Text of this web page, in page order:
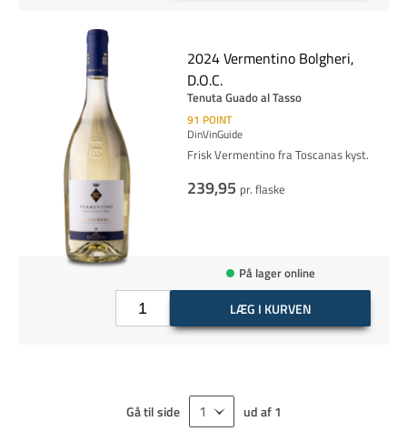
2024 Vermentino Bolgheri,
D.O.C.
Tenuta Guado al Tasso
91 POINT
DinVinGuide
Frisk Vermentino fra Toscanas kyst.
239,95 pr. flaske
På lager online
LÆG I KURVEN
Gå til side ud af 1